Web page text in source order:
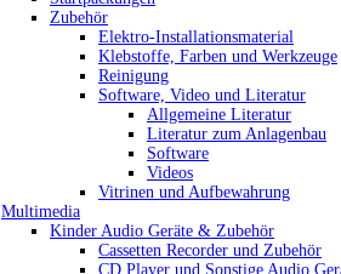
Zubehör
Elektro-Installationsmaterial
Klebstoffe, Farben und Werkzeuge
Reinigung
Software, Video und Literatur
Allgemeine Literatur
Literatur zum Anlagenbau
Software
Videos
Vitrinen und Aufbewahrung
Multimedia
Kinder Audio Geräte & Zubehör
Cassetten Recorder und Zubehör
CD Player und Sonstige Audio